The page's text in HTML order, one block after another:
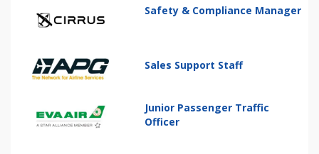
Safety & Compliance Manager
Sales Support Staff
Junior Passenger Traffic
Officer